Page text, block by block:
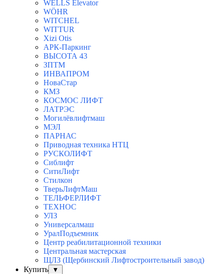
WELLS Elevator
WÖHR
WITCHEL
WITTUR
Xizi Otis
АРК-Паркинг
ВЫСОТА 43
ЗПТМ
ИНВАПРОМ
НоваСтар
КМЗ
КОСМОС ЛИФТ
ЛАТРЭС
Могилёвлифтмаш
МЭЛ
ПАРНАС
Приводная техника НТЦ
РУСКОЛИФТ
Сиблифт
СитиЛифт
Стилкон
ТверьЛифтМаш
ТЕЛЬФЕРЛИФТ
ТЕХНОС
УЛЗ
Универсалмаш
УралПодъемник
Центр реабилитационной техники
Центральная мастерская
ЩЛЗ (Щербинский Лифтостроительный завод)
Купить
▼